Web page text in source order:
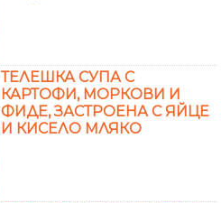
ТЕЛЕШКА СУПА С
КАРТОФИ, МОРКОВИ И
ФИДЕ, ЗАСТРОЕНА С ЯЙЦЕ
И КИСЕЛО МЛЯКО